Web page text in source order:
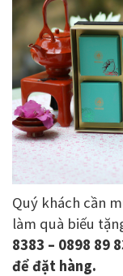
Quý khách cần
làm quà biếu
8383 – 0898 89
để đặt hàng.